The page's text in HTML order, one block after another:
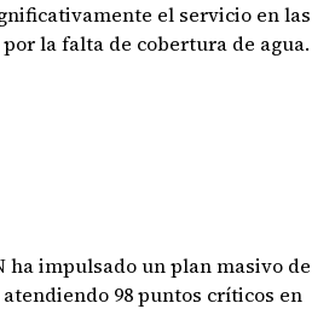
el servicio en las
la falta de cobertura de agua.
ha impulsado un plan masivo de
98 puntos críticos en